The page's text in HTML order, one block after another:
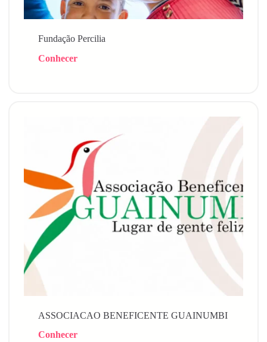
Fundação Percilia
Conhecer
ASSOCIACAO BENEFICENTE GUAINUMBI
Conhecer